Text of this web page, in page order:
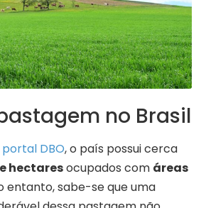
no Brasil
portal DBO, o país possui cerca
hectaresocupados com áreas
entanto, sabe-se que uma